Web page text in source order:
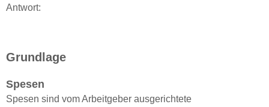
Antwort:
Grundlage
Spesen
Spesen sind vom Arbeitgeber ausgerichtete